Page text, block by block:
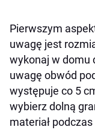
Pierwszym
uwagę jest
wykonaj w domu
uwagę obwód
występuje co 5
wybierz dolną
materiał